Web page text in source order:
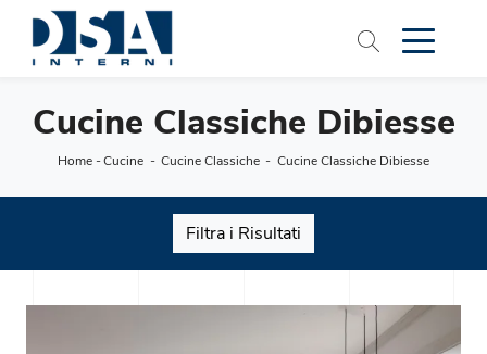
Cucine Classiche Dibiesse
Home-Cucine - Cucine Classiche - Cucine Classiche Dibiesse
Filtra i Risultati